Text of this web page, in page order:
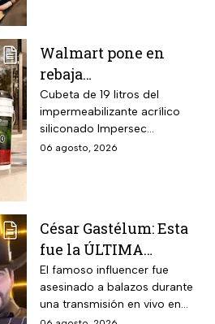
Walmart pone en
rebaja
impermeabilizante
ecológico Impersec 10
años con caucho
reciclado de 19 litros
Cubeta de 19 litros del
impermeabilizante acrílico
siliconado Impersec
formulado con hasta 60 por
térmicas frente al frío y calor,
reducción del paso de ruidos
exteriores y aplicación directa
mediante cepillo de ixtle sin
necesidad de tela de refuerzo
06 agosto, 2026
César Gastélum: Esta
fue la ÚLTIMA
publicación del
influencer en redes
sociales: “La cita
El famoso influencer fue
asesinado a balazos durante
una transmisión en vivo en